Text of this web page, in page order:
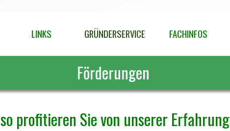
LINKS ▼
GRÜNDERSERVICE ▼
FACHINFOS
Förderungen
so profitieren Sie von unserer Erfahrung